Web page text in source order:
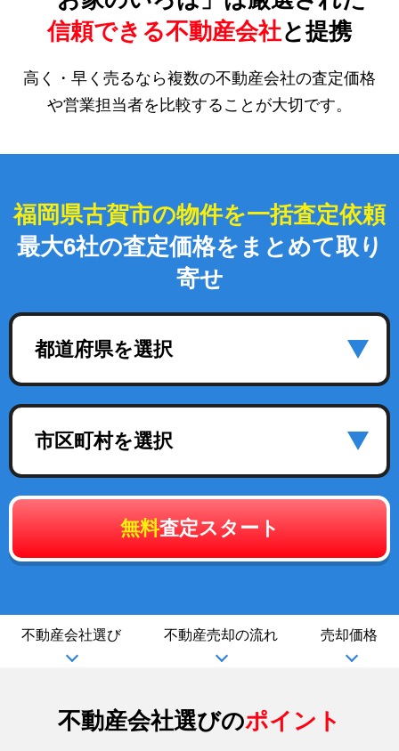
信頼できる不動産会社と提携
高く・早く売るなら複数の不動産会社の査定価格
や営業担当者を比較することが大切です。
福岡県古賀市の物件を一括査定依頼
最大6社の査定価格をまとめて取り
寄せ
都道府県を選択
市区町村を選択
無料査定スタート
不動産会社選び 不動産売却の流れ 売却価格
不動産会社選びのポイント